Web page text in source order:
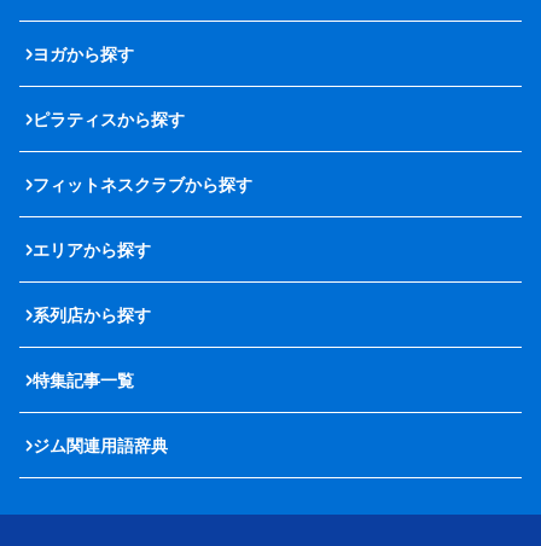
ヨガから探す
ピラティスから探す
フィットネスクラブから探す
エリアから探す
系列店から探す
特集記事一覧
ジム関連用語辞典